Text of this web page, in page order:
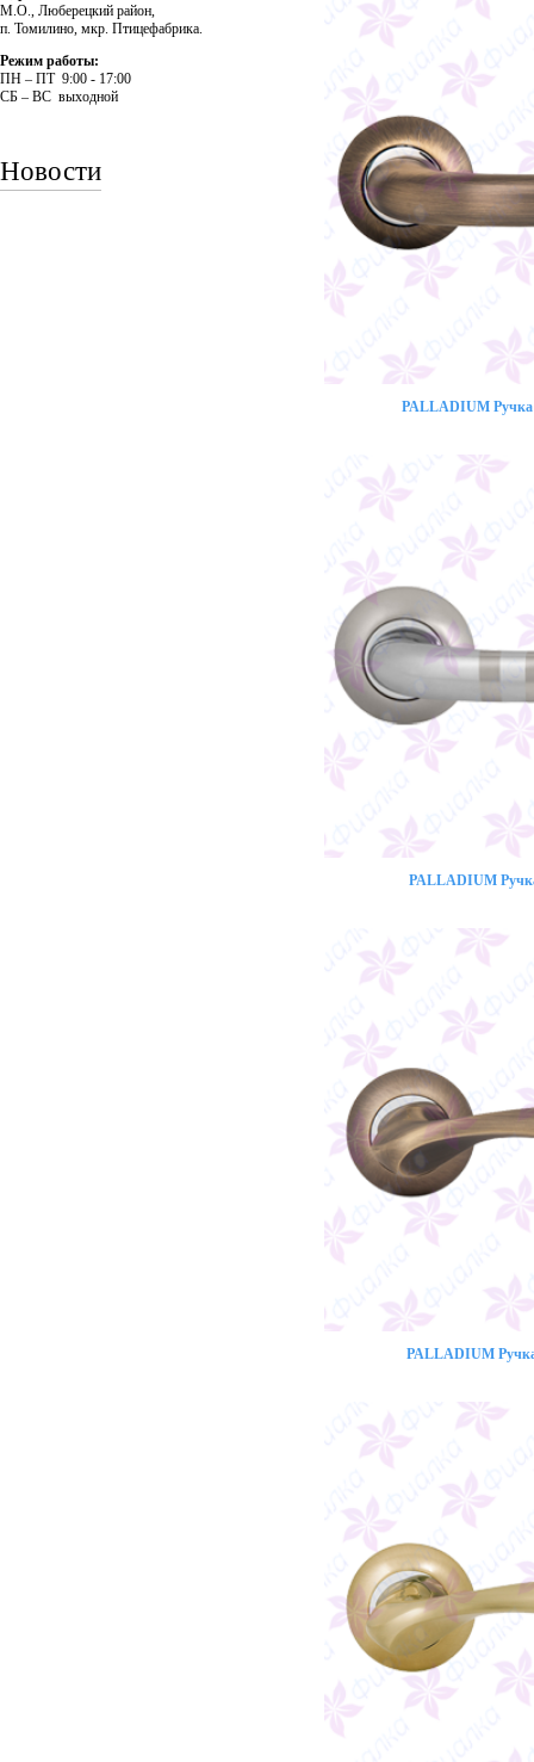
М.О., Люберецкий район,
п. Томилино, мкр. Птицефабрика.
Режим работы:
ПH – ПT 9:00 - 17:00
CБ – BC выходной
Новости
PALLADIUM Ручка
PALLADIUM
PALLADIUM